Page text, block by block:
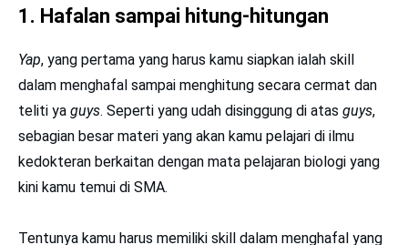
1. Hafalan sampai hitung-hitungan
Yap, yang pertama yang harus kamu siapkan ialah skill
dalam menghafal sampai menghitung secara cermat dan
teliti ya guys. Seperti yang udah disinggung di atas guys,
sebagian besar materi yang akan kamu pelajari di ilmu
kedokteran berkaitan dengan mata pelajaran biologi yang
kini kamu temui di SMA.
Tentunya kamu harus memiliki skill dalam menghafal yang